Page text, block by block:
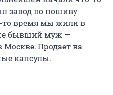
завод по пошиву
то время мы жили в
бывший муж —
Продает на
капсулы.